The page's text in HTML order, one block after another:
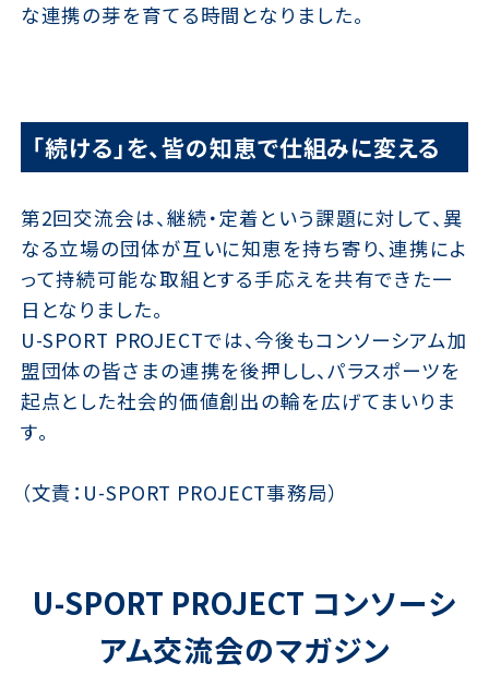
な連携の芽を育てる時間となりました。
「続ける」を、皆の知恵で仕組みに変える
第2回交流会は、継続・定着という課題に対して、異
なる立場の団体が互いに知恵を持ち寄り、連携によ
って持続可能な取組とする手応えを共有できた一
日となりました。
U-SPORT PROJECTでは、今後もコンソーシアム加
盟団体の皆さまの連携を後押しし、パラスポーツを
起点とした社会的価値創出の輪を広げてまいりま
す。
（文責：U-SPORT PROJECT事務局）
U-SPORT PROJECT コンソーシ
アム交流会のマガジン